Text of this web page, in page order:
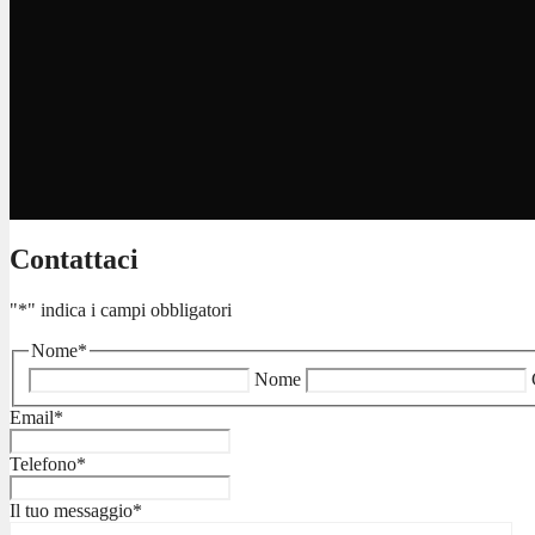
Contattaci
"*" indica i campi obbligatori
Nome*
Nome
Email*
Telefono*
Il tuo messaggio*